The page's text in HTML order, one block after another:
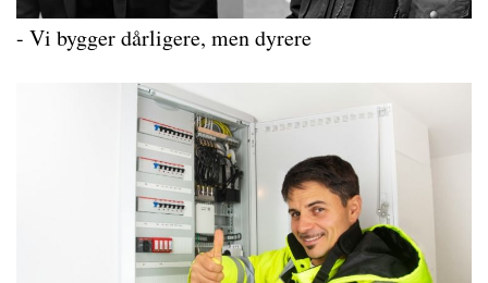
- Vi bygger dårligere, men dyrere